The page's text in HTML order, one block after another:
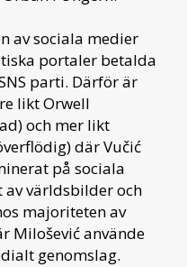
av sociala medier
portaler betalda
parti. Därför är
likt Orwell
och mer likt
där Vučić
på sociala
av världsbilder och
majoriteten av
Milošević använde
genomslag.